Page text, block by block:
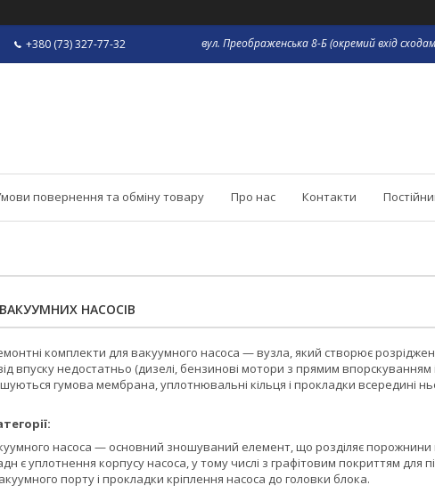
+380 (73) 327-77-32 вул. Преображенська 8-Б (окремий вхід
повернення та обміну товару Про нас Контакти
НАСОСІВ
комплекти для вакуумного насоса — вузла, який створює
впуску недостатньо (дизелі, бензинові мотори з прямим
гумова мембрана, уплотнювальні кільця і прокладки всередині
насоса — основний зношуваний елемент, що розділяє порожнини
є уплотнення корпусу насоса, у тому числі з графітовим покриттям для
порту і прокладки кріплення насоса до головки блока.